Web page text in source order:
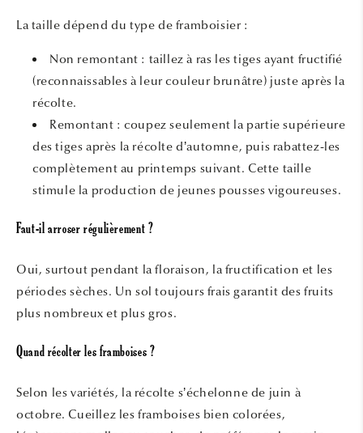
La taille dépend du type de framboisier :
Non remontant : taillez à ras les tiges ayant fructifié
(reconnaissables à leur couleur brunâtre) juste après la
récolte.
Remontant : coupez seulement la partie supérieure
des tiges après la récolte d’automne, puis rabattez-les
complètement au printemps suivant. Cette taille
stimule la production de jeunes pousses vigoureuses.
Faut-il arroser régulièrement ?
Oui, surtout pendant la floraison, la fructification et les
périodes sèches. Un sol toujours frais garantit des fruits
plus nombreux et plus gros.
Quand récolter les framboises ?
Selon les variétés, la récolte s’échelonne de juin à
octobre. Cueillez les framboises bien colorées,